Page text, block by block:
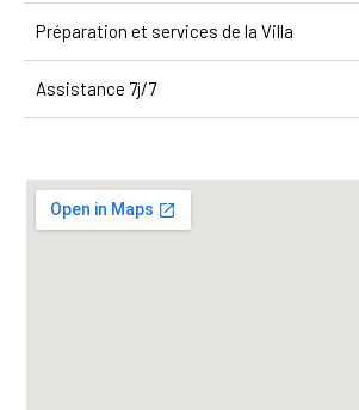
Préparation et services de la Villa
Assistance 7j/7